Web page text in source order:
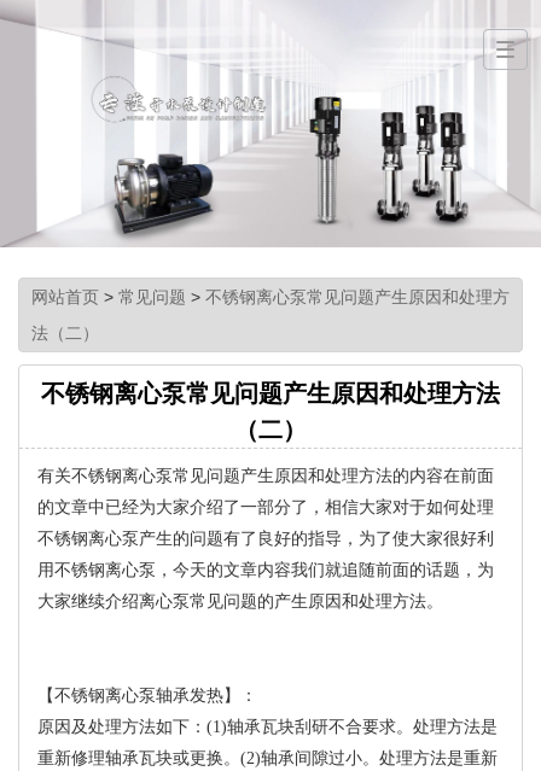
网站首页 > 常见问题 > 不锈钢离心泵常见问题产生原因和处理方
法（二）
不锈钢离心泵常见问题产生原因和处理方法
（二）
有关不锈钢离心泵常见问题产生原因和处理方法的内容在前面
的文章中已经为大家介绍了一部分了，相信大家对于如何处理
不锈钢离心泵产生的问题有了良好的指导，为了使大家很好利
用不锈钢离心泵，今天的文章内容我们就追随前面的话题，为
大家继续介绍离心泵常见问题的产生原因和处理方法。
【不锈钢离心泵轴承发热】：
原因及处理方法如下：(1)轴承瓦块刮研不合要求。处理方法是
重新修理轴承瓦块或更换。(2)轴承间隙过小。处理方法是重新